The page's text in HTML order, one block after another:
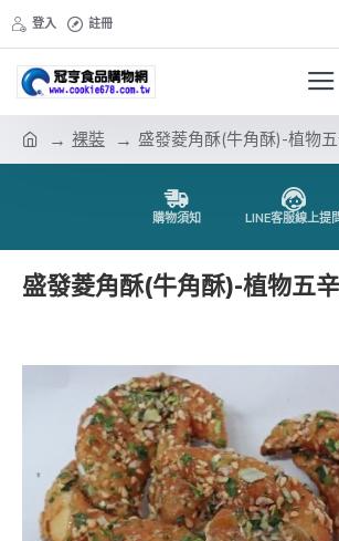
登入 註冊
裸裝 盛發菱角酥(牛角酥)-植物
購物須知 LINE客服線上提
盛發菱角酥(牛角酥)-植物五